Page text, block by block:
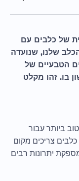
של כלבים עם
שלנו, שנועדה
הטבעיים של
בו. זהו מקלט
ביותר עבור
כלבים צריכים מקום
יתרונות רבים